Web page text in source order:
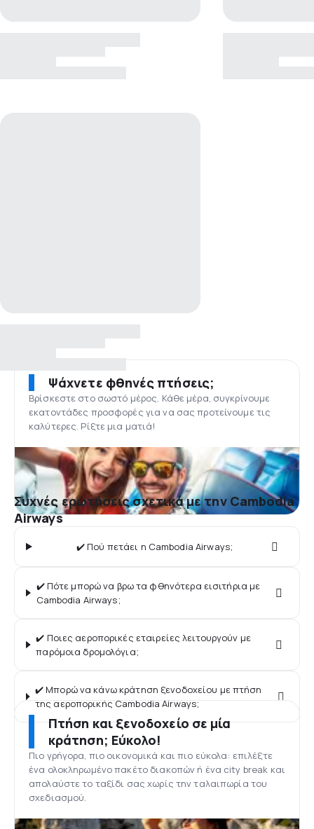
Ψάχνετε φθηνές πτήσεις;
Βρίσκεστε στο σωστό μέρος. Κάθε μέρα, συγκρίνουμε
εκατοντάδες προσφορές για να σας προτείνουμε τις
καλύτερες. Ρίξτε μια ματιά!
Συχνές ερωτήσεις σχετικά με την Cambodia
Airways
✔️ Πού πετάει η Cambodia Airways;
✔️ Πότε μπορώ να βρω τα φθηνότερα εισιτήρια με
Cambodia Airways;
✔️ Ποιες αεροπορικές εταιρείες λειτουργούν με
παρόμοια δρομολόγια;
✔️ Μπορώ να κάνω κράτηση ξενοδοχείου με πτήση
της αεροπορικής Cambodia Airways;
Πτήση και ξενοδοχείο σε μία
κράτηση; Εύκολο!
Πιο γρήγορα, πιο οικονομικά και πιο εύκολα: επιλέξτε
ένα ολοκληρωμένο πακέτο διακοπών ή ένα city break και
απολαύστε το ταξίδι σας χωρίς την ταλαιπωρία του
σχεδιασμού.